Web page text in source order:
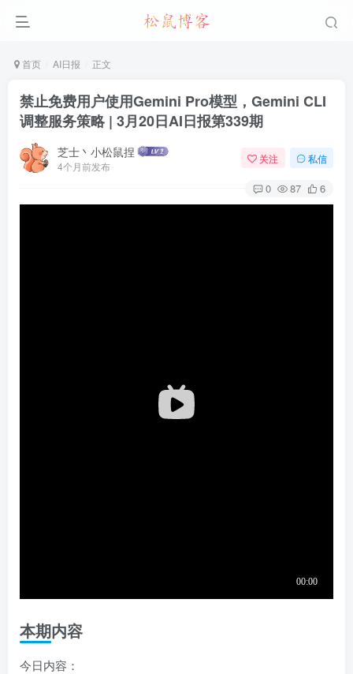
首页 AI日报 正文
禁止免费用户使用Gemini Pro模型，Gemini CLI
调整服务策略 | 3月20日AI日报第339期
芝士丶小松鼠捏
4个月前发布
关注 私信
0 87 6
本期内容
今日内容：